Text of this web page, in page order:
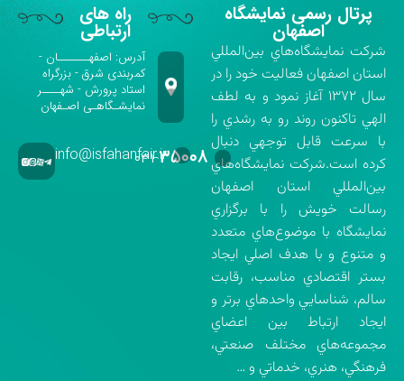
پرتال رسمی نمایشگاه
اصفهان
شركت نمايشگاه‌هاي بين‌المللي
استان اصفهان فعاليت خود را در
سال ۱۳۷۲ آغاز نمود و به لطف
الهي تاكنون روند رو به رشدي را
با سرعت قابل توجهي دنبال
كرده است.شركت نمايشگاه‌هاي
بين‌المللي استان اصفهان
رسالت خويش را با برگزاري
نمايشگاه با موضوع‌هاي متعدد
و متنوع و با هدف اصلي ايجاد
بستر اقتصادي مناسب، رقابت
سالم، شناسايي واحدهاي برتر و
ايجاد ارتباط بين اعضاي
مجموعه‌هاي مختلف صنعتي،
فرهنگي، هنري، خدماتي و …
راه های
ارتباطی
آدرس: اصفهـــــــان -
کمربندی شرق - بزرگراه
استاد پرورش - شهــــر
نمایشـگاهـی اصـفهان
۰۳۱-۳۵۰۰۸info@isfahanfair.ir